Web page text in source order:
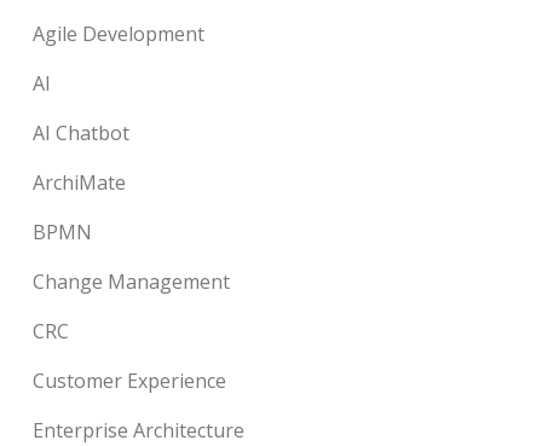
Agile Development
AI
AI Chatbot
ArchiMate
BPMN
Change Management
CRC
Customer Experience
Enterprise Architecture